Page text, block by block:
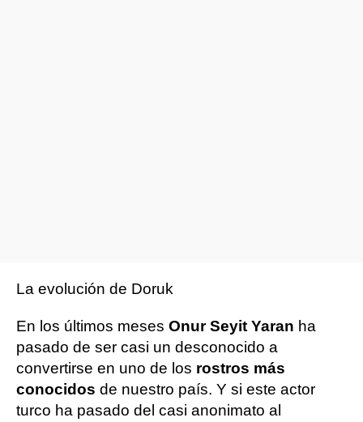
La evolución de Doruk
En los últimos meses Onur Seyit Yaran ha
pasado de ser casi un desconocido a
convertirse en uno de los rostros más
conocidos de nuestro país. Y si este actor
turco ha pasado del casi anonimato al